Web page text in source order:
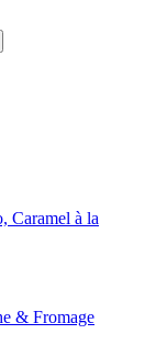
Caramel à la
& Fromage